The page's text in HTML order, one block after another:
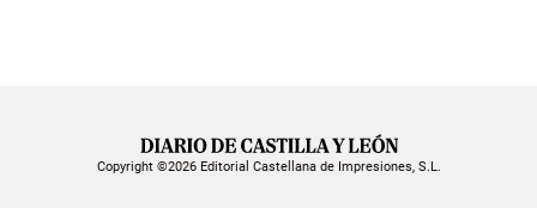
Copyright ©2026 Editorial Castellana de Impresiones, S.L.